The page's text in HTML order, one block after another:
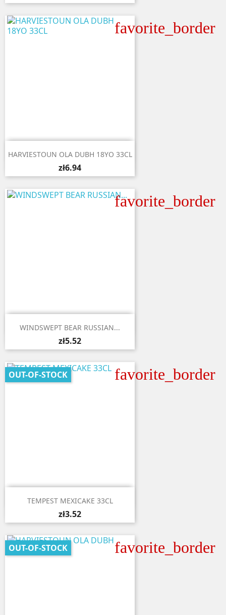
favorite_border
 Quick view
HARVIESTOUN OLA DUBH 18YO 33CL
zł6.94
favorite_border
 Quick view
WINDSWEPT BEAR RUSSIAN...
zł5.52
favorite_border
 Quick view
TEMPEST MEXICAKE 33CL
zł3.52
OUT-OF-STOCK
favorite_border
OUT-OF-STOCK